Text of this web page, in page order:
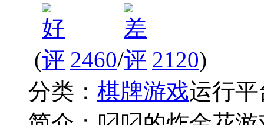
( 2460/ 2120)
分类： 棋牌游戏运行平